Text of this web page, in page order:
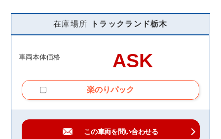
在庫場所 トラックランド栃木
車両本体価格 ASK
楽のりパック
この車両を問い合わせる